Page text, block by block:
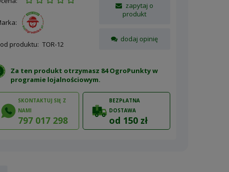
produktu: TOR-12
zapytaj o
produkt
dodaj opinię
Za ten produkt otrzymasz 84 OgroPunkty w
programie lojalnościowym.
SKONTAKTUJ SIĘ Z
NAMI
797 017 298
BEZPŁATNA
DOSTAWA
od 150 zł